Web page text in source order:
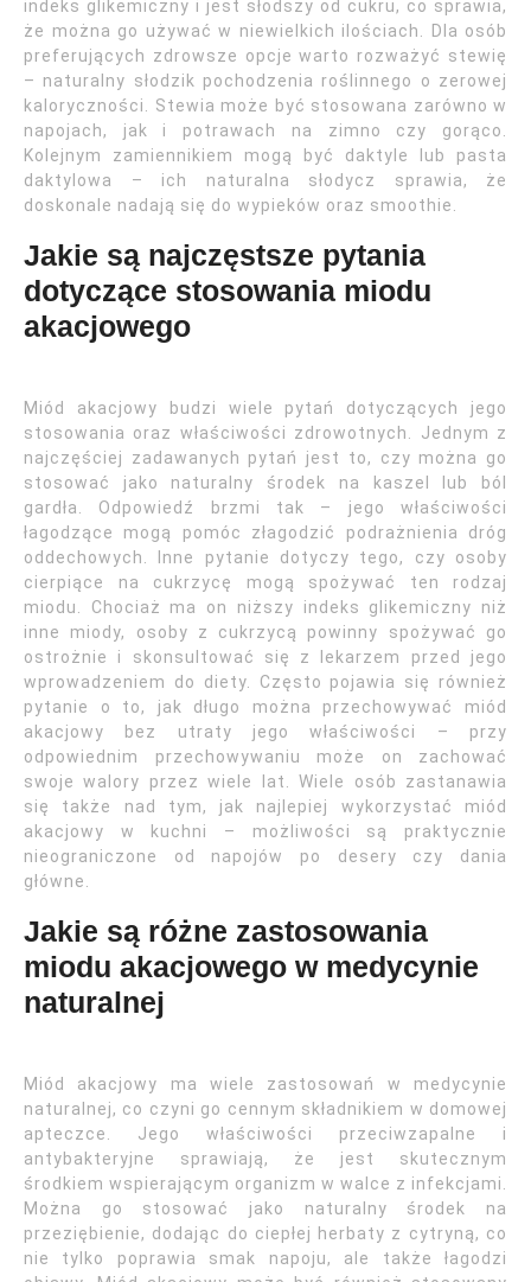
indeks glikemiczny i jest słodszy od cukru, co sprawia,
że można go używać w niewielkich ilościach. Dla osób
preferujących zdrowsze opcje warto rozważyć stewię
– naturalny słodzik pochodzenia roślinnego o zerowej
kaloryczności. Stewia może być stosowana zarówno w
napojach, jak i potrawach na zimno czy gorąco.
Kolejnym zamiennikiem mogą być daktyle lub pasta
daktylowa – ich naturalna słodycz sprawia, że
doskonale nadają się do wypieków oraz smoothie.
Jakie są najczęstsze pytania
dotyczące stosowania miodu
akacjowego
Miód akacjowy budzi wiele pytań dotyczących jego
stosowania oraz właściwości zdrowotnych. Jednym z
najczęściej zadawanych pytań jest to, czy można go
stosować jako naturalny środek na kaszel lub ból
gardła. Odpowiedź brzmi tak – jego właściwości
łagodzące mogą pomóc złagodzić podrażnienia dróg
oddechowych. Inne pytanie dotyczy tego, czy osoby
cierpiące na cukrzycę mogą spożywać ten rodzaj
miodu. Chociaż ma on niższy indeks glikemiczny niż
inne miody, osoby z cukrzycą powinny spożywać go
ostrożnie i skonsultować się z lekarzem przed jego
wprowadzeniem do diety. Często pojawia się również
pytanie o to, jak długo można przechowywać miód
akacjowy bez utraty jego właściwości – przy
odpowiednim przechowywaniu może on zachować
swoje walory przez wiele lat. Wiele osób zastanawia
się także nad tym, jak najlepiej wykorzystać miód
akacjowy w kuchni – możliwości są praktycznie
nieograniczone od napojów po desery czy dania
główne.
Jakie są różne zastosowania
miodu akacjowego w medycynie
naturalnej
Miód akacjowy ma wiele zastosowań w medycynie
naturalnej, co czyni go cennym składnikiem w domowej
apteczce. Jego właściwości przeciwzapalne i
antybakteryjne sprawiają, że jest skutecznym
środkiem wspierającym organizm w walce z infekcjami.
Można go stosować jako naturalny środek na
przeziębienie, dodając do ciepłej herbaty z cytryną, co
nie tylko poprawia smak napoju, ale także łagodzi